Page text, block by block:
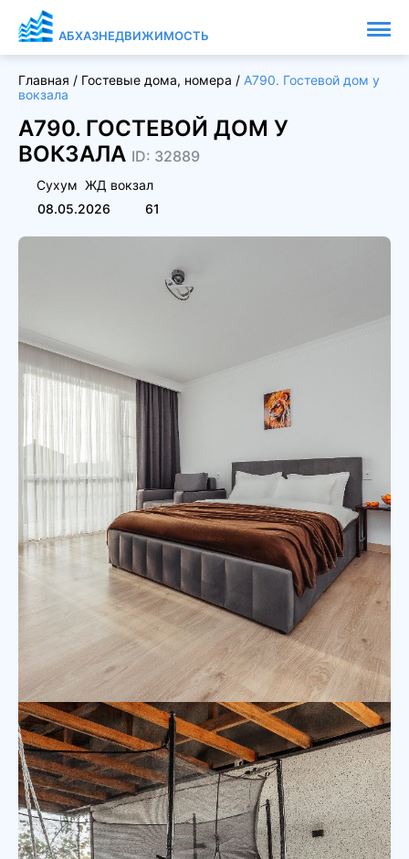
АБХАЗНЕДВИЖИМОСТЬ
Главная / Гостевые дома, номера / А790. Гостевой дом у
вокзала
А790. ГОСТЕВОЙ ДОМ У
ВОКЗАЛА ID: 32889
Сухум ЖД вокзал
08.05.2026
61